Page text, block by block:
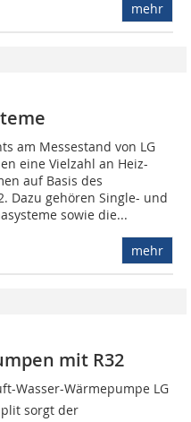
mehr
am Messestand von LG
eine Vielzahl an Heiz-
auf Basis des
Dazu gehören Single- und
sowie die...
mehr
mit R32
Wasser-Wärmepumpe LG
sorgt der